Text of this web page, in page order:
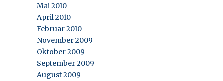
Mai 2010
April 2010
Februar 2010
November 2009
Oktober 2009
September 2009
August 2009